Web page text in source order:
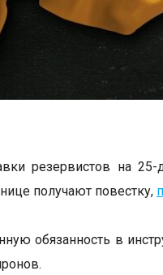
резервистов на
получают повестку,
обязанность в